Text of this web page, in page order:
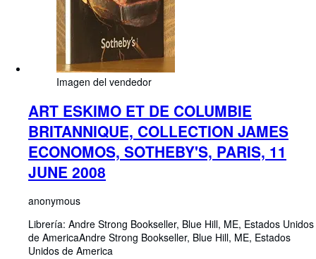
Imagen del vendedor
ART ESKIMO ET DE COLUMBIE
BRITANNIQUE, COLLECTION JAMES
ECONOMOS, SOTHEBY'S, PARIS, 11
JUNE 2008
anonymous
Librería: Andre Strong Bookseller, Blue Hill, ME, Estados Unidos
de AmericaAndre Strong Bookseller, Blue Hill, ME, Estados
Unidos de America